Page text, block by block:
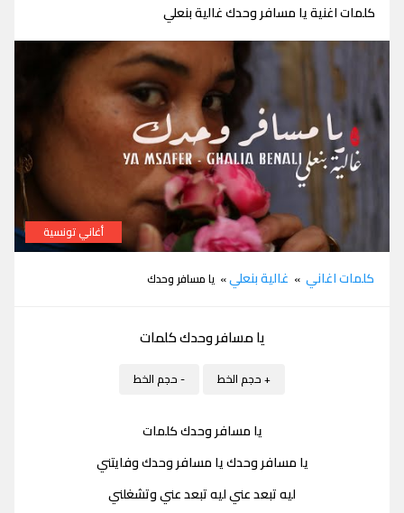
كلمات اغنية يا مسافر وحدك غالية بنعلي
أغاني تونسية
كلمات اغاني » غالية بنعلي» يا مسافر وحدك
يا مسافر وحدك كلمات
+ حجم الخط - حجم الخط
يا مسافر وحدك كلمات
يا مسافر وحدك يا مسافر وحدك وفايتني
ليه تبعد عني ليه تبعد عني وتشغلني